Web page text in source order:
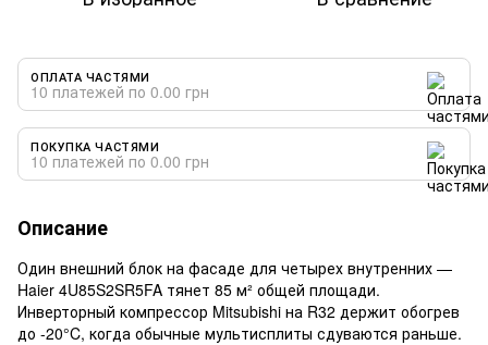
ОПЛАТА ЧАСТЯМИ
10 платежей по 0.00 грн
ПОКУПКА ЧАСТЯМИ
10 платежей по 0.00 грн
Описание
Один внешний блок на фасаде для четырех внутренних —
Haier 4U85S2SR5FA тянет 85 м² общей площади.
Инверторный компрессор Mitsubishi на R32 держит обогрев
до -20°C, когда обычные мультисплиты сдуваются раньше.